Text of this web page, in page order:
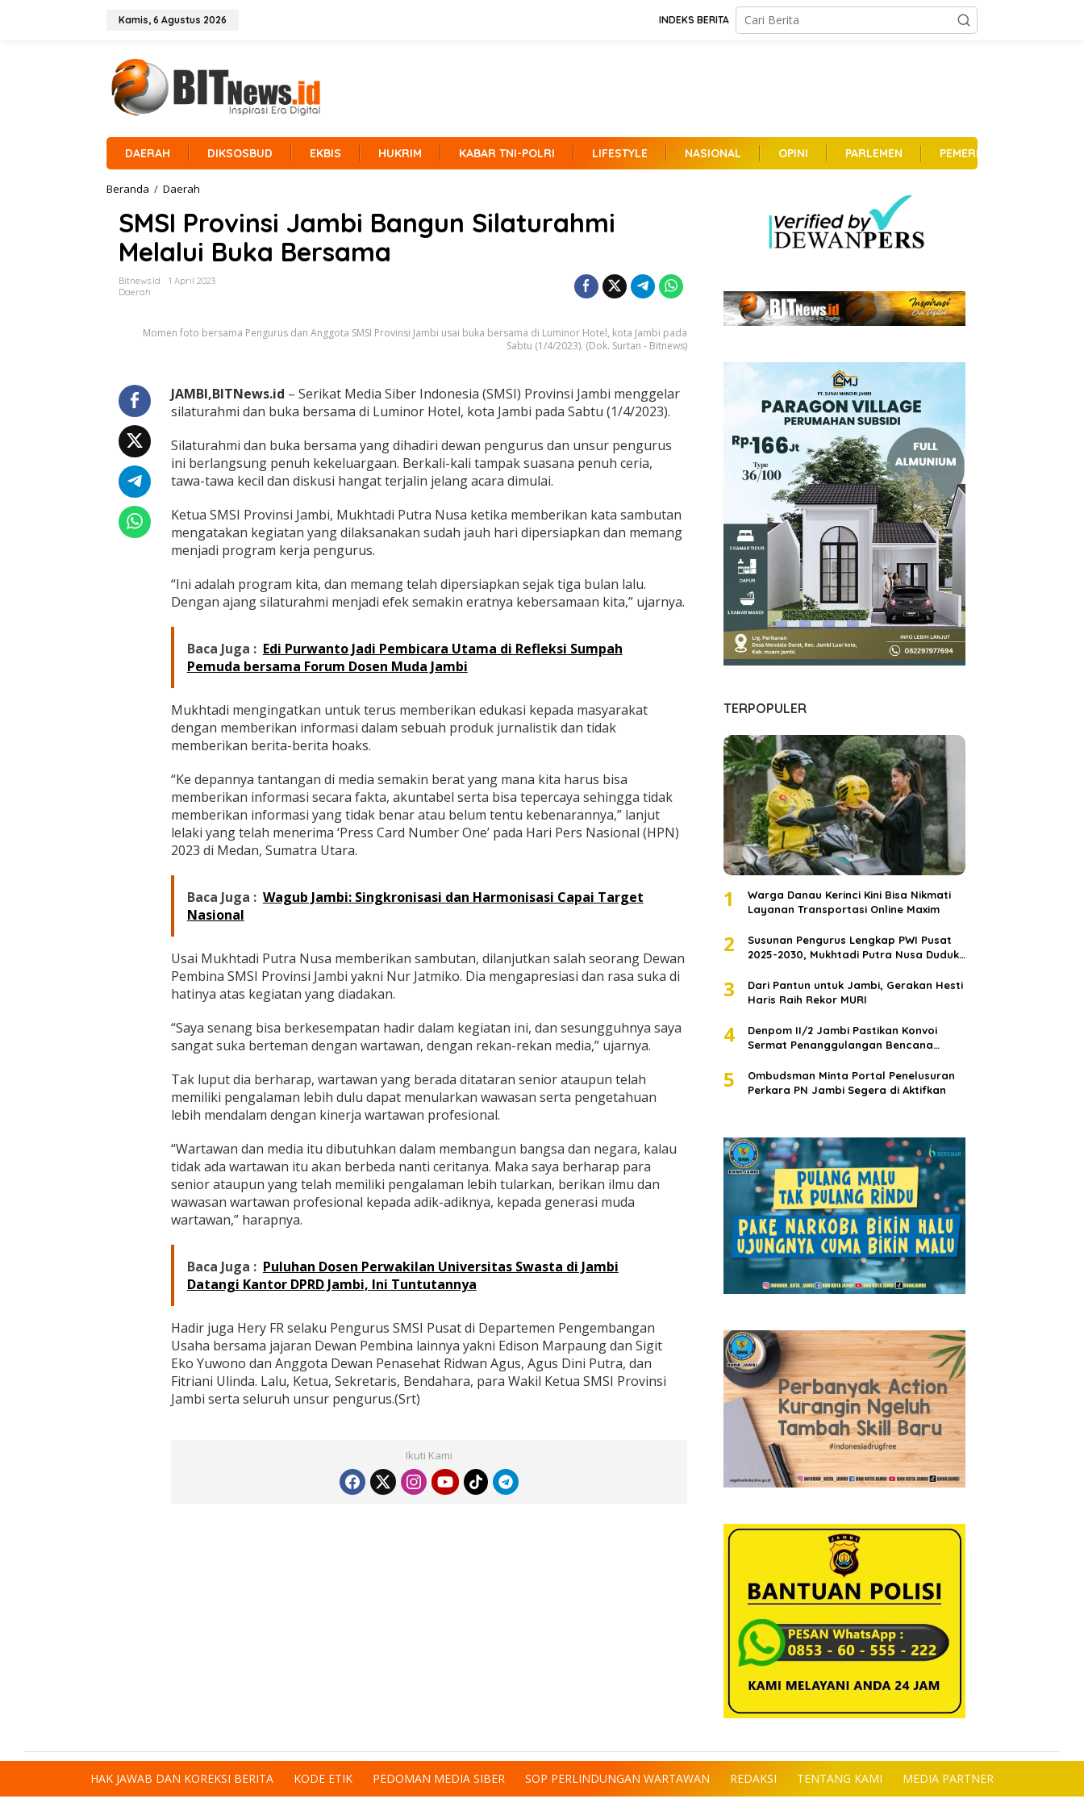
Kamis, 6 Agustus 2026 INDEKS BERITA
DAERAH DIKSOSBUD EKBIS HUKRIM KABAR TNI-POLRI LIFESTYLE NASIONAL OPINI PARLEMEN PEMERINTAHAN
Beranda / Daerah
S
I
P
r
o
s
m
b
i
a
n
g
S
i
l
t
r
m
i
l
a
l
u
B
u
k
a
B
e
a
m
SMSI Provinsi Jambi Bangun Silaturahmi
Melalui Buka Bersama
Bitnews.id
1 April 2023
Daerah
Momen foto bersama Pengurus dan Anggota SMSI Provinsi Jambi usai buka bersama di Luminor Hotel, kota Jambi pada
Sabtu (1/4/2023). (Dok. Surtan - Bitnews)
JAMBI,BITNews.id – Serikat Media Siber Indonesia (SMSI) Provinsi Jambi menggelar
silaturahmi dan buka bersama di Luminor Hotel, kota Jambi pada Sabtu (1/4/2023).
Silaturahmi dan buka bersama yang dihadiri dewan pengurus dan unsur pengurus
ini berlangsung penuh kekeluargaan. Berkali-kali tampak suasana penuh ceria,
tawa-tawa kecil dan diskusi hangat terjalin jelang acara dimulai.
Ketua SMSI Provinsi Jambi, Mukhtadi Putra Nusa ketika memberikan kata sambutan
mengatakan kegiatan yang dilaksanakan sudah jauh hari dipersiapkan dan memang
menjadi program kerja pengurus.
“Ini adalah program kita, dan memang telah dipersiapkan sejak tiga bulan lalu.
Dengan ajang silaturahmi menjadi efek semakin eratnya kebersamaan kita,” ujarnya.
Baca Juga : Edi Purwanto Jadi Pembicara Utama di Refleksi Sumpah
Pemuda bersama Forum Dosen Muda Jambi
Mukhtadi mengingatkan untuk terus memberikan edukasi kepada masyarakat
dengan memberikan informasi dalam sebuah produk jurnalistik dan tidak
memberikan berita-berita hoaks.
“Ke depannya tantangan di media semakin berat yang mana kita harus bisa
memberikan informasi secara fakta, akuntabel serta bisa tepercaya sehingga tidak
memberikan informasi yang tidak benar atau belum tentu kebenarannya,” lanjut
lelaki yang telah menerima ‘Press Card Number One’ pada Hari Pers Nasional (HPN)
2023 di Medan, Sumatra Utara.
Baca Juga : Wagub Jambi: Singkronisasi dan Harmonisasi Capai Target
Nasional
Usai Mukhtadi Putra Nusa memberikan sambutan, dilanjutkan salah seorang Dewan
Pembina SMSI Provinsi Jambi yakni Nur Jatmiko. Dia mengapresiasi dan rasa suka di
hatinya atas kegiatan yang diadakan.
“Saya senang bisa berkesempatan hadir dalam kegiatan ini, dan sesungguhnya saya
sangat suka berteman dengan wartawan, dengan rekan-rekan media,” ujarnya.
Tak luput dia berharap, wartawan yang berada ditataran senior ataupun telah
memiliki pengalaman lebih dulu dapat menularkan wawasan serta pengetahuan
lebih mendalam dengan kinerja wartawan profesional.
“Wartawan dan media itu dibutuhkan dalam membangun bangsa dan negara, kalau
tidak ada wartawan itu akan berbeda nanti ceritanya. Maka saya berharap para
senior ataupun yang telah memiliki pengalaman lebih tularkan, berikan ilmu dan
wawasan wartawan profesional kepada adik-adiknya, kepada generasi muda
wartawan,” harapnya.
Baca Juga : Puluhan Dosen Perwakilan Universitas Swasta di Jambi
Datangi Kantor DPRD Jambi, Ini Tuntutannya
Hadir juga Hery FR selaku Pengurus SMSI Pusat di Departemen Pengembangan
Usaha bersama jajaran Dewan Pembina lainnya yakni Edison Marpaung dan Sigit
Eko Yuwono dan Anggota Dewan Penasehat Ridwan Agus, Agus Dini Putra, dan
Fitriani Ulinda. Lalu, Ketua, Sekretaris, Bendahara, para Wakil Ketua SMSI Provinsi
Jambi serta seluruh unsur pengurus.(Srt)
Ikuti Kami
TERPOPULER
1
Warga Danau Kerinci Kini Bisa Nikmati
Layanan Transportasi Online Maxim
2
Susunan Pengurus Lengkap PWI Pusat
2025-2030, Mukhtadi Putra Nusa Duduki
3
Dari Pantun untuk Jambi, Gerakan Hesti
Haris Raih Rekor MURI
4
Denpom II/2 Jambi Pastikan Konvoi
Sermat Penanggulangan Bencana
5
Ombudsman Minta Portal Penelusuran
Perkara PN Jambi Segera di Aktifkan
HAK JAWAB DAN KOREKSI BERITA KODE ETIK PEDOMAN MEDIA SIBER SOP PERLINDUNGAN WARTAWAN REDAKSI TENTANG KAMI MEDIA PARTNER